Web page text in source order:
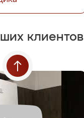
клиентов